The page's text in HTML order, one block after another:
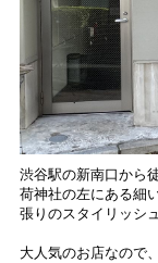
渋谷駅の新南口から
荷神社の左にある細
張りのスタイリッシ
大人気のお店なので